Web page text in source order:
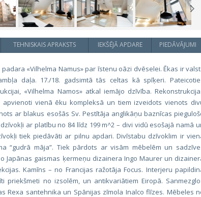
TEHNISKAIS APRAKSTS IEKŠĒJĀ APDARE PIEDĀVĀJUMI
«Vilhelma Namus» par īstenu oāzi dvēselei. Ēkas ir
daļa. 17./18. gadsimtā tās celtas kā spīķeri.
«Vilhelma Namos» atkal iemājo dzīvība.
vienā ēku kompleksā un tiem izveidots vienots
ar blakus esošās Sv. Pestītāja anglikāņu baznīcas
ar platību no 84 līdz 199 m^2 – divi vidū esošajā namā
tiek piedāvāti ar pilnu apdari. Divīstabu dzīvoklim ir
“gudrā māja”. Tiek pārdots ar visām mēbelēm un
Japānas gaismas ķermeņu dizainera Ingo Maurer un
Kamīns – no Francijas ražotāja Focus. Interjeru
priekšmeti no izsolēm, un antikvariātiem Eiropā.
Rexa santehnika un Spānijas zīmola Inalco flīzes. Mēbeles